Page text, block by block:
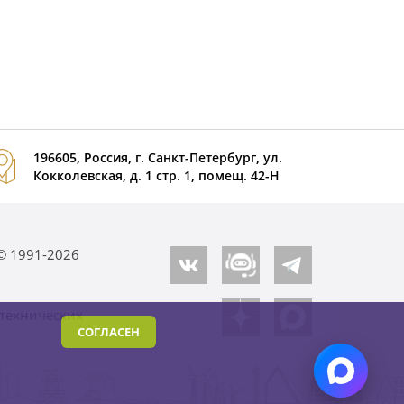
196605, Россия, г. Санкт-Петербург, ул.
Кокколевская, д. 1 стр. 1, помещ. 42-Н
1991-2026
СОГЛАСЕН